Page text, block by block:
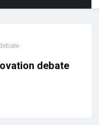
debate